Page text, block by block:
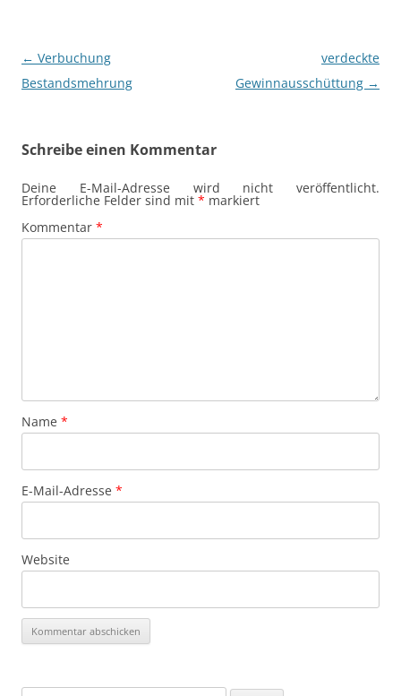
Beitragsnavigation
← Verbuchung
Bestandsmehrung
verdeckte
Gewinnausschüttung →
Schreibe einen Kommentar
Deine E-Mail-Adresse wird nicht veröffentlicht.
Erforderliche Felder sind mit * markiert
Kommentar *
Name *
E-Mail-Adresse *
Website